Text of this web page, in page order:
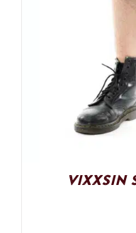
Vixxsin